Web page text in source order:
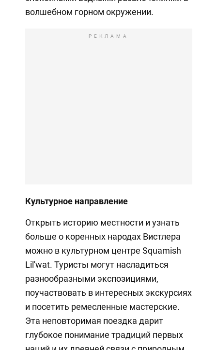
волшебном горном окружении.
РЕКЛАМА
Культурное направление
Открыть историю местности и узнать
больше о коренных народах Вистлера
можно в культурном центре Squamish
Lil'wat. Туристы могут насладиться
разнообразными экспозициями,
поучаствовать в интересных экскурсиях
и посетить ремесленные мастерские.
Эта неповторимая поездка дарит
глубокое понимание традиций первых